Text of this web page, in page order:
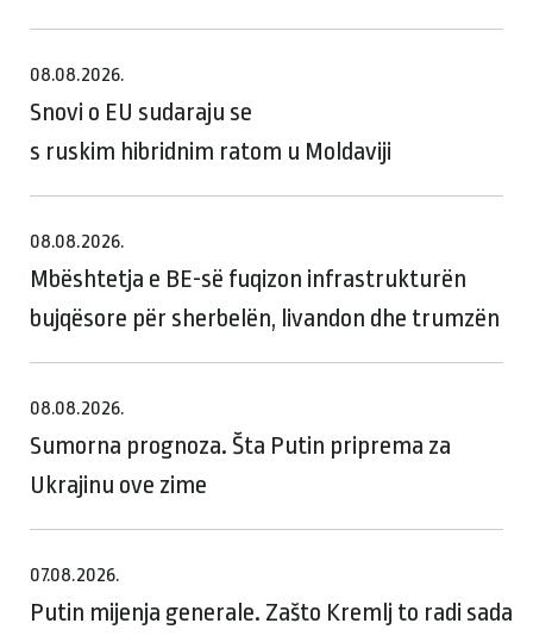
08.08.2026.
Snovi o EU sudaraju se
s ruskim hibridnim ratom u Moldaviji
08.08.2026.
Mbështetja e BE-së fuqizon infrastrukturën
bujqësore për sherbelën, livandon dhe trumzën
08.08.2026.
Sumorna prognoza. Šta Putin priprema za
Ukrajinu ove zime
07.08.2026.
Putin mijenja generale. Zašto Kremlj to radi sada